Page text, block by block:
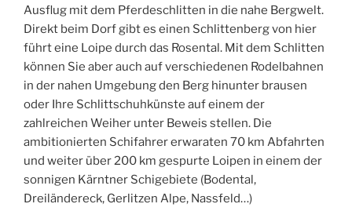
Ausflug mit dem Pferdeschlitten in die nahe Bergwelt.
Direkt beim Dorf gibt es einen Schlittenberg von hier
führt eine Loipe durch das Rosental. Mit dem Schlitten
können Sie aber auch auf verschiedenen Rodelbahnen
in der nahen Umgebung den Berg hinunter brausen
oder Ihre Schlittschuhkünste auf einem der
zahlreichen Weiher unter Beweis stellen. Die
ambitionierten Schifahrer erwaraten 70 km Abfahrten
und weiter über 200 km gespurte Loipen in einem der
sonnigen Kärntner Schigebiete (Bodental,
Dreiländereck, Gerlitzen Alpe, Nassfeld…)